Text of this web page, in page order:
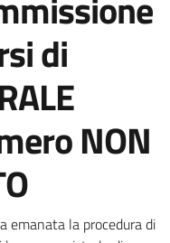
di
NON
emanata la procedura di